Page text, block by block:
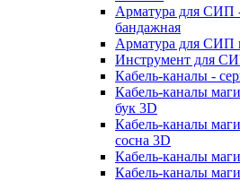
Арматура для СИП -
бандажная
Арматура для СИП
Инструмент для
Кабель-каналы -
Кабель-каналы
бук 3D
Кабель-каналы
сосна 3D
Кабель-каналы
Кабель-каналы